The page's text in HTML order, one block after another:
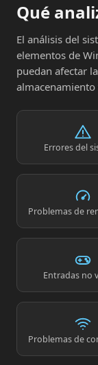
Qué
El análisis del
elementos de
puedan afectar
Errores del
Problemas de
Entradas no
Problemas de